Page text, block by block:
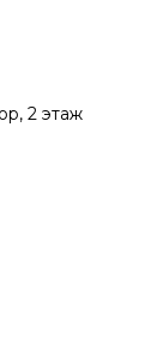
2 этаж